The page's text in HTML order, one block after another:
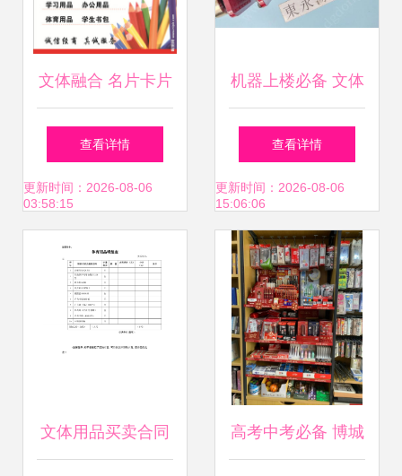
文体融合 名片卡片
与广告设计的新潮
流
查看详情
更新时间：2026-08-06
03:58:15
机器上楼必备 文体
用品裁床避震脚全
攻略
查看详情
更新时间：2026-08-06
15:06:06
文体用品买卖合同 高考中考必备 博城